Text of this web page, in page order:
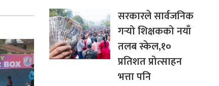
सरकारले सार्वजनिक
गर्‍यो शिक्षकको नयाँ
तलब स्केल,१०
प्रतिशत प्रोत्साहन
भत्ता पनि